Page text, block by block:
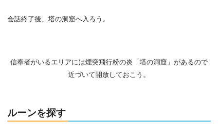
会話終了後、塔の洞窟へ入ろう。
信奉者がいるエリアには煙突飛行粉の炎「塔の洞窟」があるので
近づいて開放しておこう。
ルーンを探す